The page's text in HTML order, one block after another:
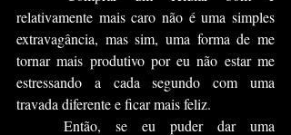
relativamente mais caro não é uma simples
extravagância, mas sim, uma forma de me
tornar mais produtivo por eu não estar me
estressando a cada segundo com uma
travada diferente e ficar mais feliz.